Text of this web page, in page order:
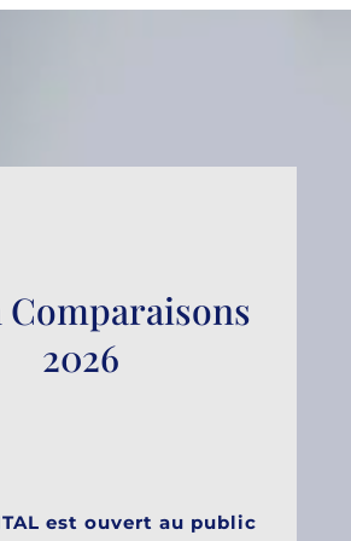
Comparaisons
2026
est ouvert au public